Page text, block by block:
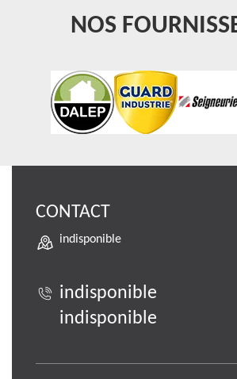
NOS
CONTACT
indisponible
indisponible
indisponible